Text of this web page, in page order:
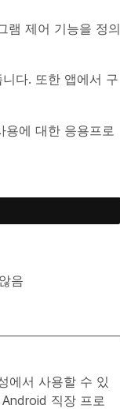
램 제어 기능을 정의
다. 또한 앱에서 구
에 대한 응용프로
음
에서 사용할 수 있
직장 프로